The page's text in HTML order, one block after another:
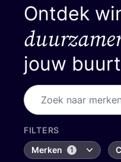
German
Croatian
Ontdek
jouw buurt
FILTERS
Merken
1